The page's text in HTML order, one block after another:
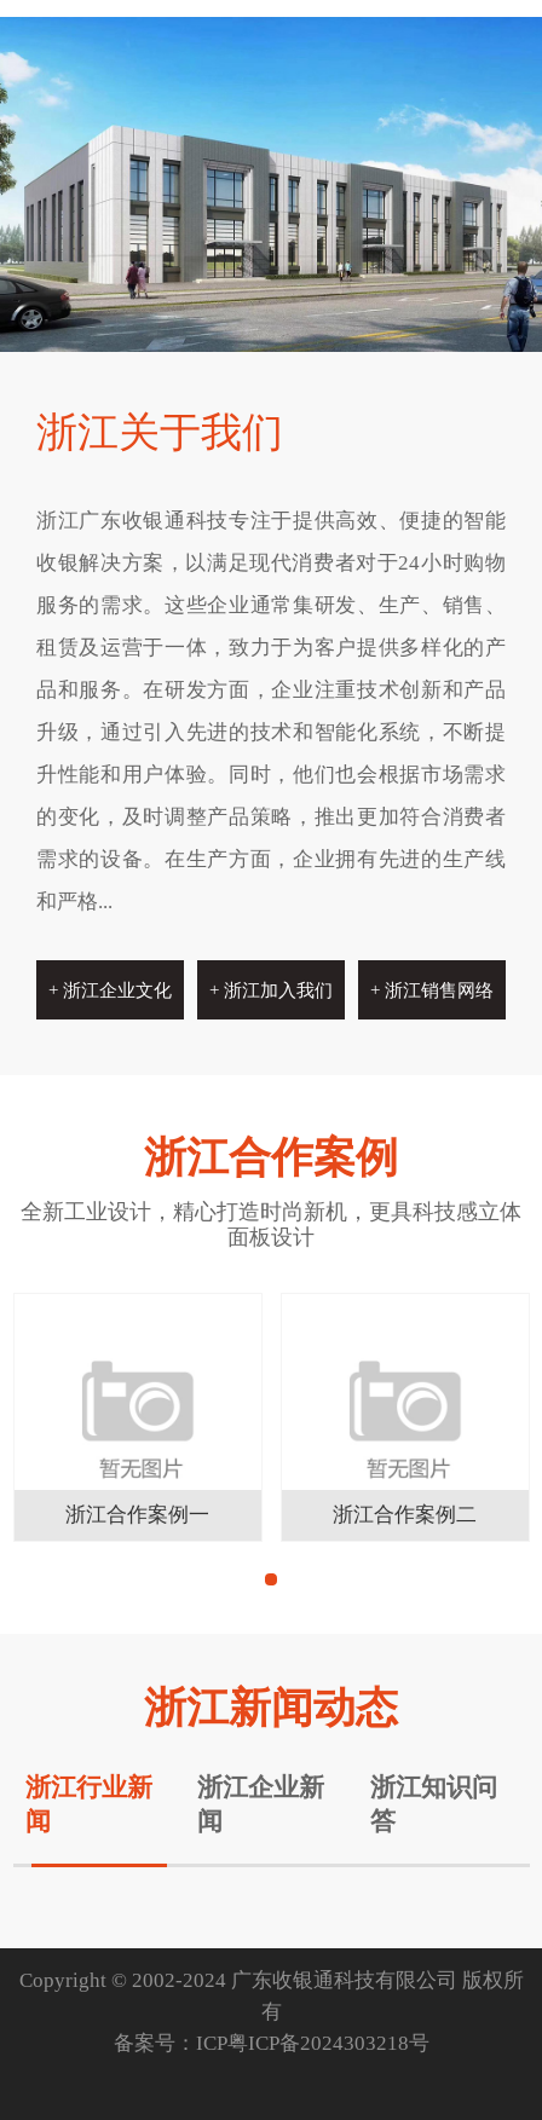
浙江关于我们
浙江广东收银通科技专注于提供高效、便捷的智能
收银解决方案，以满足现代消费者对于24小时购物
服务的需求。这些企业通常集研发、生产、销售、
租赁及运营于一体，致力于为客户提供多样化的产
品和服务。在研发方面，企业注重技术创新和产品
升级，通过引入先进的技术和智能化系统，不断提
升性能和用户体验。同时，他们也会根据市场需求
的变化，及时调整产品策略，推出更加符合消费者
需求的设备。在生产方面，企业拥有先进的生产线
和严格...
+ 浙江企业文化 + 浙江加入我们 + 浙江销售网络
浙江合作案例
全新工业设计，精心打造时尚新机，更具科技感立体
面板设计
浙江合作案例一 浙江合作案例二
浙江新闻动态
浙江行业新
闻
浙江企业新
闻
浙江知识问
答
Copyright © 2002-2024 广东收银通科技有限公司 版权所
有
备案号： ICP粤ICP备2024303218号